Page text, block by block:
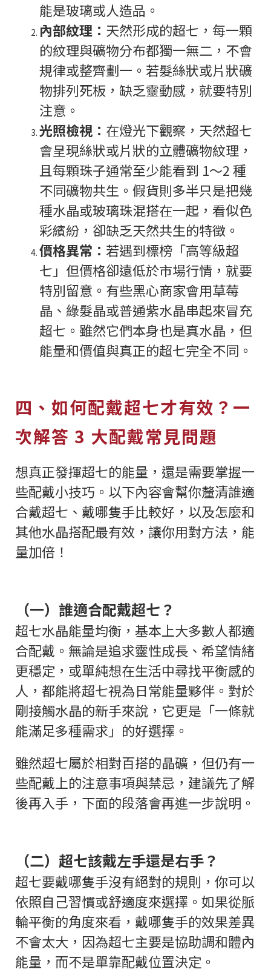
能是玻璃或人造品。
內部紋理： 天然形成的超七，每一顆
的紋理與礦物分布都獨一無二，不會
規律或整齊劃一。若髮絲狀或片狀礦
物排列死板，缺乏靈動感，就要特別
注意。
光照檢視： 在燈光下觀察，天然超七
會呈現絲狀或片狀的立體礦物紋理，
且每顆珠子通常至少能看到 1～2 種
不同礦物共生。假貨則多半只是把幾
種水晶或玻璃珠混搭在一起，看似色
彩繽紛，卻缺乏天然共生的特徵。
價格異常： 若遇到標榜「高等級超
七」但價格卻遠低於市場行情，就要
特別留意。有些黑心商家會用草莓
晶、綠髮晶或普通紫水晶串起來冒充
超七。雖然它們本身也是真水晶，但
能量和價值與真正的超七完全不同。
四、如何配戴超七才有效？一
次解答 3 大配戴常見問題
想真正發揮超七的能量，還是需要掌握一
些配戴小技巧。以下內容會幫你釐清誰適
合戴超七、戴哪隻手比較好，以及怎麼和
其他水晶搭配最有效，讓你用對方法，能
量加倍！
（一）誰適合配戴超七？
超七水晶能量均衡，基本上大多數人都適
合配戴。無論是追求靈性成長、希望情緒
更穩定，或單純想在生活中尋找平衡感的
人，都能將超七視為日常能量夥伴。對於
剛接觸水晶的新手來說，它更是「一條就
能滿足多種需求」的好選擇。
雖然超七屬於相對百搭的晶礦，但仍有一
些配戴上的注意事項與禁忌，建議先了解
後再入手，下面的段落會再進一步說明。
（二）超七該戴左手還是右手？
超七要戴哪隻手沒有絕對的規則，你可以
依照自己習慣或舒適度來選擇。如果從脈
輪平衡的角度來看，戴哪隻手的效果差異
不會太大，因為超七主要是協助調和體內
能量，而不是單靠配戴位置決定。